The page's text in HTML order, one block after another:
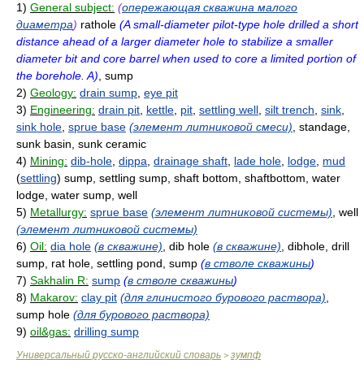
1) General subject: (опережающая скважина малого
диаметра) rathole (A small-diameter pilot-type hole drilled a short
distance ahead of a larger diameter hole to stabilize a smaller
diameter bit and core barrel when used to core a limited portion of
the borehole. A) , sump
2) Geology: drain sump eye pit
3) Engineering: drain pit kettle pit settling well silt trench sink
sink hole sprue base (элемент литниковой смеси) , standage,
sunk basin, sunk ceramic
4) Mining: dib-hole dippa drainage shaft lade hole lodge mud
(settling) sump, settling sump, shaft bottom, shaftbottom, water
lodge, water sump, well
5) Metallurgy: sprue base (элемент литниковой системы) , well
(элемент литниковой системы)
6) Oil: dia hole (в скважине) , dib hole (в скважине) , dibhole, drill
sump, rat hole, settling pond, sump (в стволе скважины)
7) Sakhalin R: sump (в стволе скважины)
8) Makarov: clay pit (для глинистого бурового раствора)
sump hole (для бурового раствора)
9) oil&gas: drilling sump
Универсальный русско-английский словарь > зумпф